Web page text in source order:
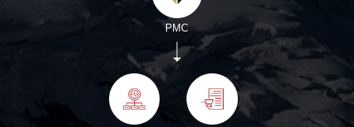
PMC